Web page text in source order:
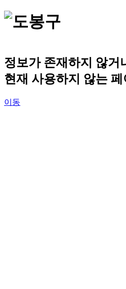
정보가 존재하지 않거
현재 사용하지 않는
이동